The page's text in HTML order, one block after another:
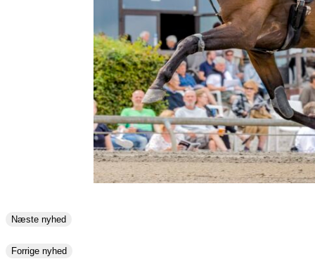
Næste nyhed
Forrige nyhed